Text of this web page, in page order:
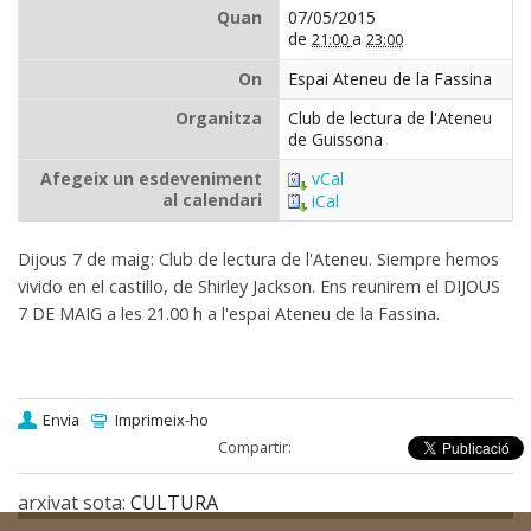
Quan
07/05/2015
de 21:00a 23:00
On
Espai Ateneu de la Fassina
Organitza
Club de lectura de l'Ateneu
de Guissona
Afegeix un esdeveniment
al calendari
vCal
iCal
Dijous 7 de maig: Club de lectura de l'Ateneu. Siempre hemos
vivido en el castillo, de Shirley Jackson. Ens reunirem el DIJOUS
7 DE MAIG a les 21.00 h a l'espai Ateneu de la Fassina.
Envia
Imprimeix-ho
Compartir:
arxivat sota: CULTURA